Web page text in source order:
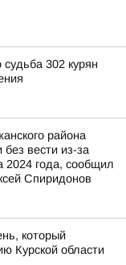
302 курян
района
без вести из-за
2024 года, сообщил
Спиридонов
который
Курской области